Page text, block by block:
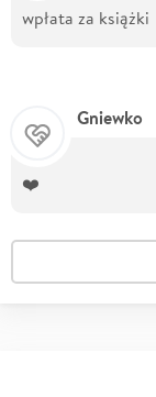
wpłata za książki
Gniewko
❤️